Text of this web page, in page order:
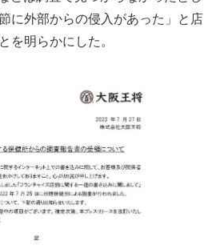
に外部からの侵入があった」と店
を明らかにした。